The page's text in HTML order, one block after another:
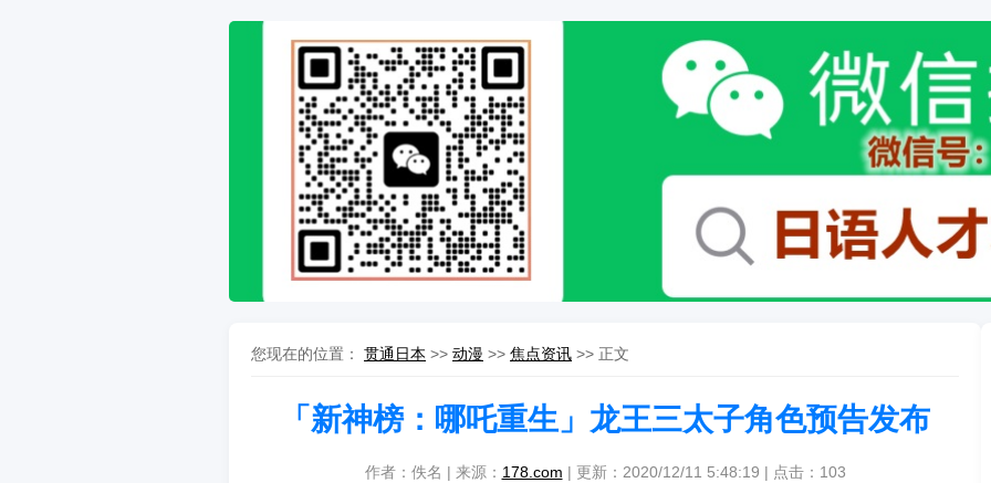
您现在的位置： 贯通日本 >> 动漫 >> 焦点资讯 >> 正文
「新神榜：哪吒重生」龙王三太子角色预告发布
作者：佚名 | 来源： 178.com | 更新：2020/12/11 5:48:19 | 点击： 103